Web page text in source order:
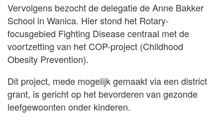
Vervolgens bezocht de delegatie de Anne Bakker
School in Wanica. Hier stond het Rotary-
focusgebied Fighting Disease centraal met de
voortzetting van het COP-project (Childhood
Obesity Prevention).
Dit project, mede mogelijk gemaakt via een district
grant, is gericht op het bevorderen van gezonde
leefgewoonten onder kinderen.